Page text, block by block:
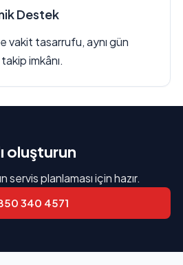
Destek
vakit tasarrufu, aynı gün
imkânı.
oluşturun
servis planlaması için hazır.
340 4571